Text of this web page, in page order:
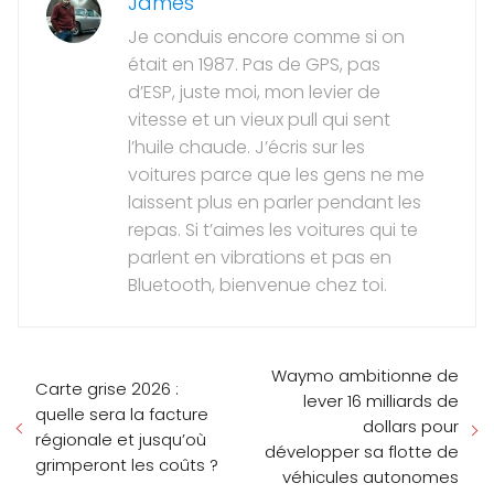
Je conduis encore comme si on
était en 1987. Pas de GPS, pas
d’ESP, juste moi, mon levier de
vitesse et un vieux pull qui sent
l’huile chaude. J’écris sur les
voitures parce que les gens ne me
laissent plus en parler pendant les
repas. Si t’aimes les voitures qui te
parlent en vibrations et pas en
Bluetooth, bienvenue chez toi.
Carte grise 2026 :
quelle sera la facture
régionale et jusqu’où
grimperont les coûts ?
Waymo ambitionne de
lever 16 milliards de
dollars pour
développer sa flotte de
véhicules autonomes